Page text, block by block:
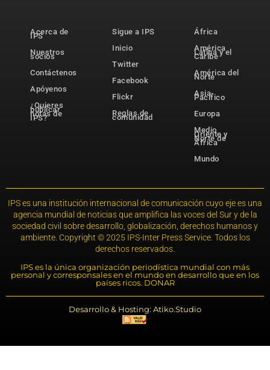
Acerca de
IPS
Nuestros
socios
Contáctenos
Apóyenos
¿Quieres
publicar
notas de
IPS?
Sigue a IPS
Inicio
Twitter
Facebook
Flickr
Reglas de
comunidad
África
América
Latina y el
Caribe
América del
Norte
Asia-
Pacífico
Europa
Medio
Oriente y
Norte de
África
Mundo
IPS es una institución internacional de comunicación cuyo eje es una
agencia mundial de noticias que amplifica las voces del Sur y de la
sociedad civil sobre desarrollo, globalización, derechos humanos y
ambiente. Copyright © 2025 IPS-Inter Press Service. Todos los
derechos reservados.
IPS es la única organización periodística mundial con más
personal y corresponsales en el mundo en desarrollo que en los
países ricos. DONAR
Desarrollo & Hosting: Atiko.Studio